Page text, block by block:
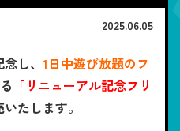
2025.06.05
し、 1日中遊び放題のフ
「リニューアル記念フリ
たします。